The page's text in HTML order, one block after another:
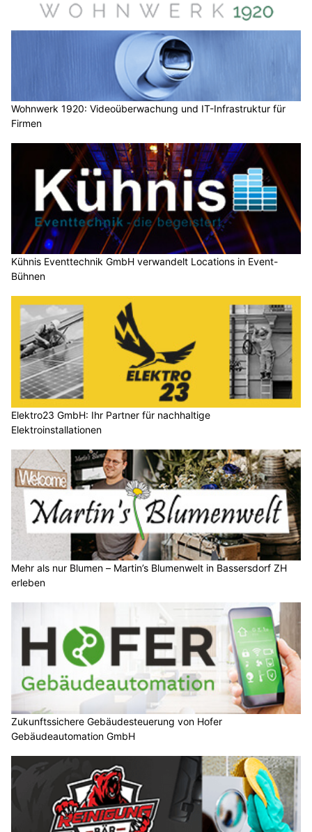
Wohnwerk 1920: Videoüberwachung und IT-Infrastruktur für
Firmen
Kühnis Eventtechnik GmbH verwandelt Locations in Event-
Bühnen
Elektro23 GmbH: Ihr Partner für nachhaltige
Elektroinstallationen
Mehr als nur Blumen – Martin’s Blumenwelt in Bassersdorf ZH
erleben
Zukunftssichere Gebäudesteuerung von Hofer
Gebäudeautomation GmbH